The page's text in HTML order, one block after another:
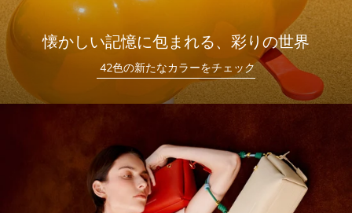
懐かしい記憶に包まれる、彩りの世界
42色の新たなカラーをチェック